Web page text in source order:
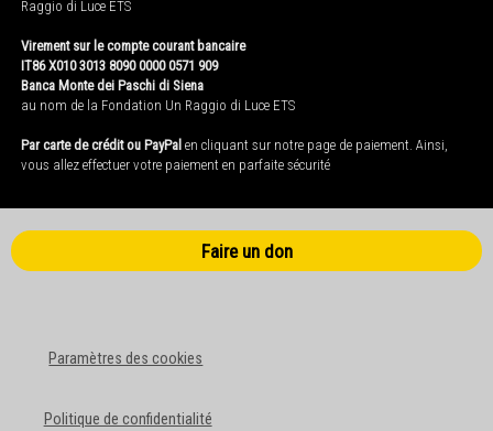
Raggio di Luce ETS
Virement sur le compte courant bancaire
IT86 X010 3013 8090 0000 0571 909
Banca Monte dei Paschi di Siena
au nom de la Fondation Un Raggio di Luce ETS
Par carte de crédit ou PayPal en cliquant sur notre page de paiement. Ainsi,
vous allez effectuer votre paiement en parfaite sécurité
Faire un don
Paramètres des cookies
Politique de confidentialité